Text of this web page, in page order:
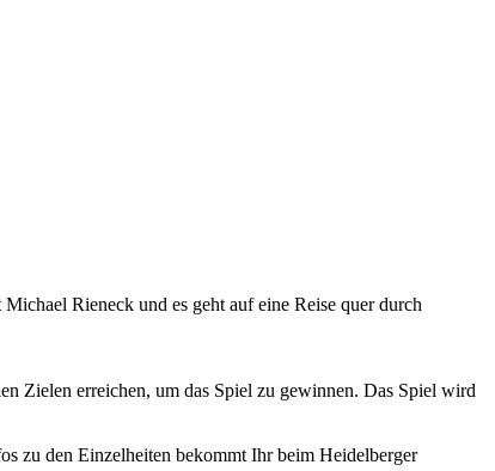
Rieneck und es geht auf eine Reise quer durch
Zielen erreichen, um das Spiel zu gewinnen. Das Spiel wird
zu den Einzelheiten bekommt Ihr beim Heidelberger